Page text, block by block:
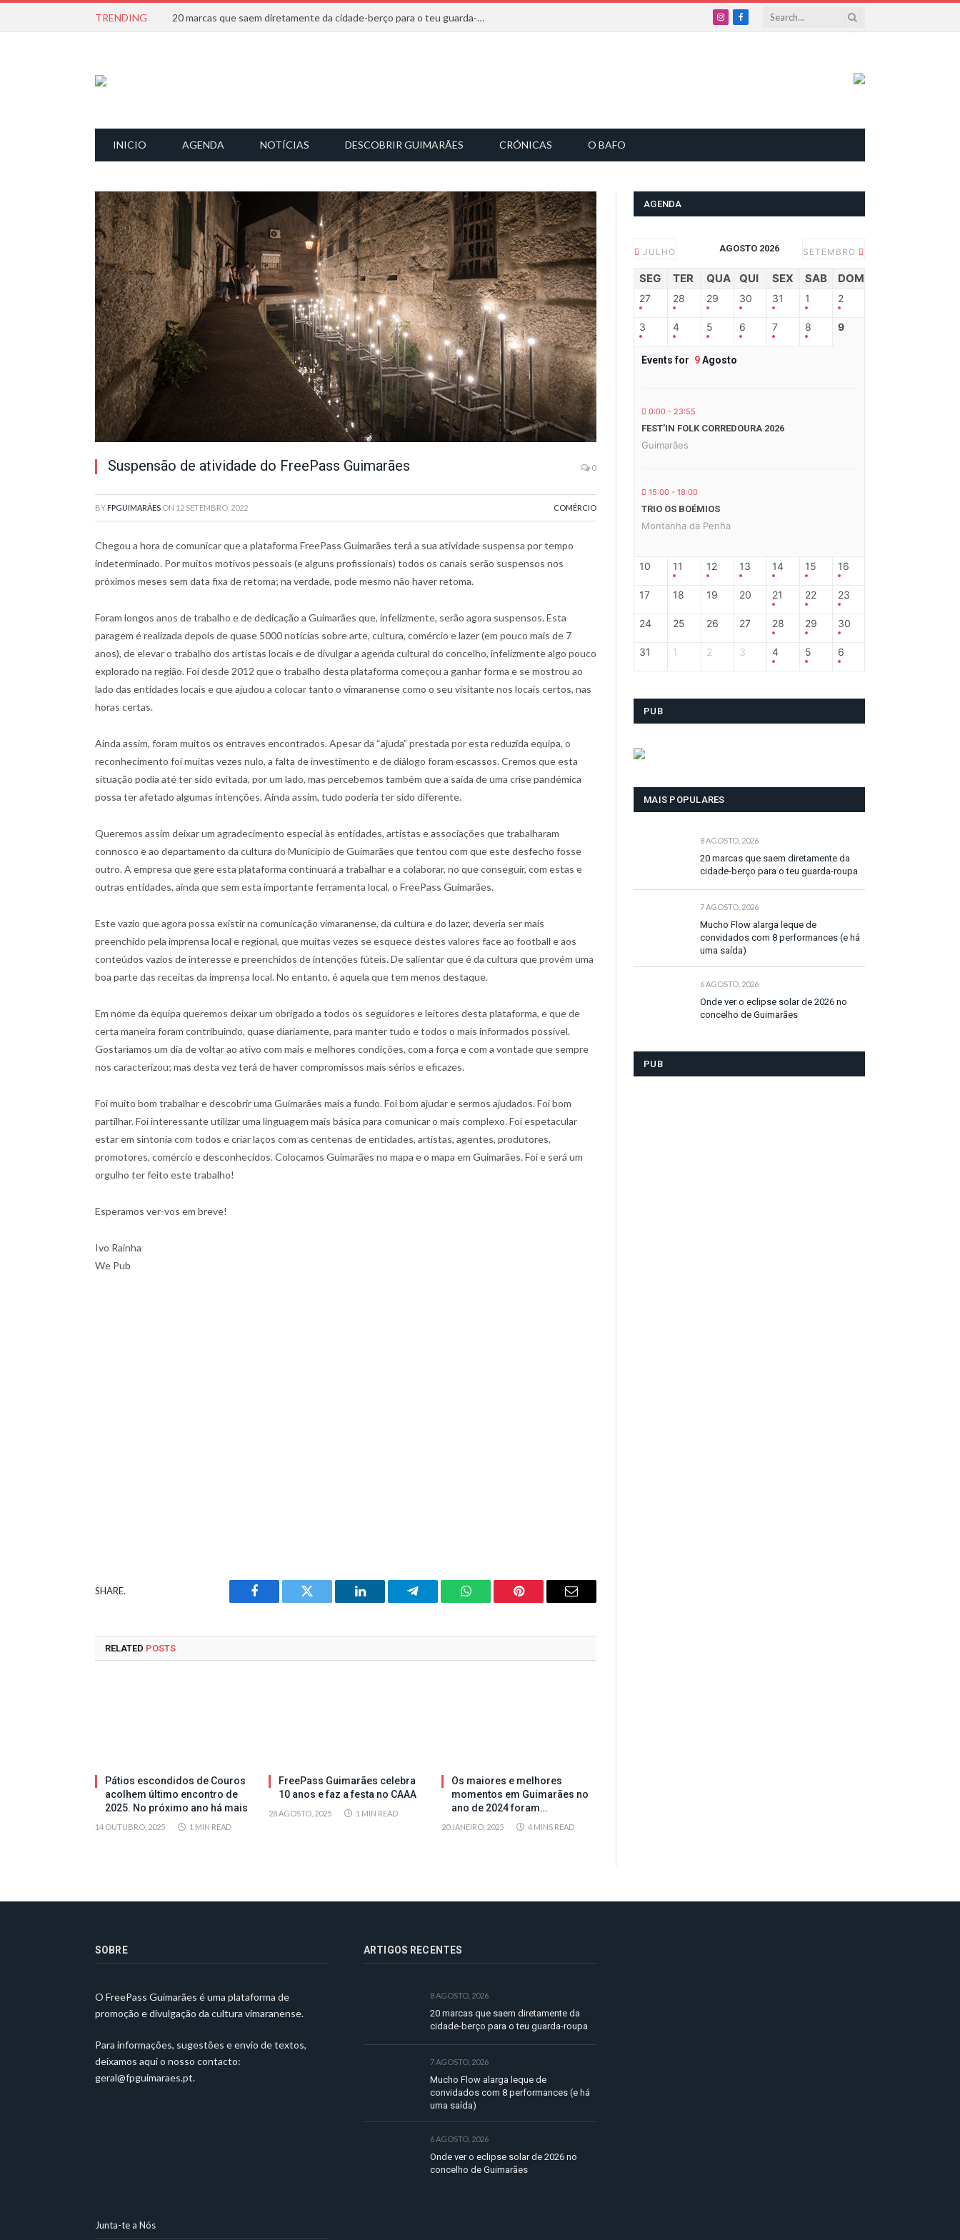
TRENDING 20 marcas que saem diretamente da cidade-berço para o teu guarda-roupa
InstagramFacebook
INICIO AGENDA NOTÍCIAS DESCOBRIR GUIMARÃES CRÓNICAS O BAFO
Suspensão de atividade do FreePass Guimarães 0
BY FPGUIMARÃES ON 12 SETEMBRO, 2022 COMÉRCIO
Chegou a hora de comunicar que a plataforma FreePass Guimarães terá a sua atividade suspensa por tempo
indeterminado. Por muitos motivos pessoais (e alguns profissionais) todos os canais serão suspensos nos
próximos meses sem data fixa de retoma; na verdade, pode mesmo não haver retoma.
Foram longos anos de trabalho e de dedicação a Guimarães que, infelizmente, serão agora suspensos. Esta
paragem é realizada depois de quase 5000 notícias sobre arte, cultura, comércio e lazer (em pouco mais de 7
anos), de elevar o trabalho dos artistas locais e de divulgar a agenda cultural do concelho, infelizmente algo pouco
explorado na região. Foi desde 2012 que o trabalho desta plataforma começou a ganhar forma e se mostrou ao
lado das entidades locais e que ajudou a colocar tanto o vimaranense como o seu visitante nos locais certos, nas
horas certas.
Ainda assim, foram muitos os entraves encontrados. Apesar da “ajuda” prestada por esta reduzida equipa, o
reconhecimento foi muitas vezes nulo, a falta de investimento e de diálogo foram escassos. Cremos que esta
situação podia até ter sido evitada, por um lado, mas percebemos também que a saída de uma crise pandémica
possa ter afetado algumas intenções. Ainda assim, tudo poderia ter sido diferente.
Queremos assim deixar um agradecimento especial às entidades, artistas e associações que trabalharam
connosco e ao departamento da cultura do Município de Guimarães que tentou com que este desfecho fosse
outro. A empresa que gere esta plataforma continuará a trabalhar e a colaborar, no que conseguir, com estas e
outras entidades, ainda que sem esta importante ferramenta local, o FreePass Guimarães.
Este vazio que agora possa existir na comunicação vimaranense, da cultura e do lazer, deveria ser mais
preenchido pela imprensa local e regional, que muitas vezes se esquece destes valores face ao football e aos
conteúdos vazios de interesse e preenchidos de intenções fúteis. De salientar que é da cultura que provém uma
boa parte das receitas da imprensa local. No entanto, é aquela que tem menos destaque.
Em nome da equipa queremos deixar um obrigado a todos os seguidores e leitores desta plataforma, e que de
certa maneira foram contribuindo, quase diariamente, para manter tudo e todos o mais informados possível.
Gostaríamos um dia de voltar ao ativo com mais e melhores condições, com a força e com a vontade que sempre
nos caracterizou; mas desta vez terá de haver compromissos mais sérios e eficazes.
Foi muito bom trabalhar e descobrir uma Guimarães mais a fundo. Foi bom ajudar e sermos ajudados. Foi bom
partilhar. Foi interessante utilizar uma linguagem mais básica para comunicar o mais complexo. Foi espetacular
estar em sintonia com todos e criar laços com as centenas de entidades, artistas, agentes, produtores,
promotores, comércio e desconhecidos. Colocamos Guimarães no mapa e o mapa em Guimarães. Foi e será um
orgulho ter feito este trabalho!
Esperamos ver-vos em breve!
Ivo Rainha
We Pub
SHARE.
Facebook Twitter LinkedIn Telegram WhatsAppPinterest Email
RELATED POSTS
Pátios escondidos de Couros
acolhem último encontro de
2025. No próximo ano há mais
14 OUTUBRO, 2025 1 MIN READ
FreePass Guimarães celebra
10 anos e faz a festa no CAAA
28 AGOSTO, 2025 1 MIN READ
Os maiores e melhores
momentos em Guimarães no
ano de 2024 foram…
20 JANEIRO, 2025 4 MINS READ
AGENDA
JULHO AGOSTO 2026 SETEMBRO
SEG TER QUA QUI SEX SAB DOM
27 28 29 30 31 1 2
3 4 5 6 7 8 9
Events for 9Agosto
0:00 - 23:55
FEST’IN FOLK CORREDOURA 2026
Guimarães
15:00 - 18:00
TRIO OS BOÉMIOS
Montanha da Penha
10 11 12 13 14 15 16
17 18 19 20 21 22 23
24 25 26 27 28 29 30
31 1 2 3 4 5 6
PUB
MAIS POPULARES
8 AGOSTO, 2026
20 marcas que saem diretamente da
cidade-berço para o teu guarda-roupa
7 AGOSTO, 2026
Mucho Flow alarga leque de
convidados com 8 performances (e há
uma saída)
6 AGOSTO, 2026
Onde ver o eclipse solar de 2026 no
concelho de Guimarães
PUB
SOBRE
O FreePass Guimarães é uma plataforma de
promoção e divulgação da cultura vimaranense.
Para informações, sugestões e envio de textos,
deixamos aqui o nosso contacto:
geral@fpguimaraes.pt.
ARTIGOS RECENTES
8 AGOSTO, 2026
20 marcas que saem diretamente da
cidade-berço para o teu guarda-roupa
7 AGOSTO, 2026
Mucho Flow alarga leque de
convidados com 8 performances (e há
uma saída)
6 AGOSTO, 2026
Onde ver o eclipse solar de 2026 no
concelho de Guimarães
Junta-te a Nós